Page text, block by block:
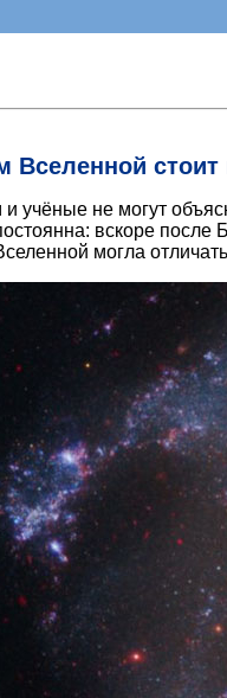
Вселенной
учёные не могут
вскоре
могла